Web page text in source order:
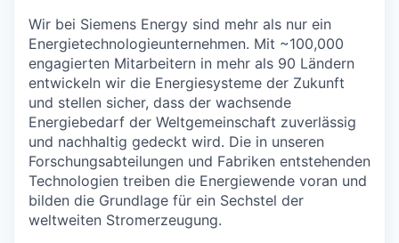
Wir bei Siemens Energy sind mehr als nur ein
Energietechnologieunternehmen. Mit ~100,000
engagierten Mitarbeitern in mehr als 90 Ländern
entwickeln wir die Energiesysteme der Zukunft
und stellen sicher, dass der wachsende
Energiebedarf der Weltgemeinschaft zuverlässig
und nachhaltig gedeckt wird. Die in unseren
Forschungsabteilungen und Fabriken entstehenden
Technologien treiben die Energiewende voran und
bilden die Grundlage für ein Sechstel der
weltweiten Stromerzeugung.